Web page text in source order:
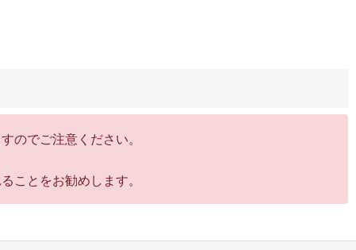
のでご注意ください。
ことをお勧めします。